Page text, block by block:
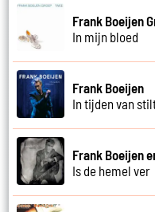
Frank Boeijen
In mijn bloed
Frank Boeijen
In tijden van
Frank Boeijen
Is de hemel ver